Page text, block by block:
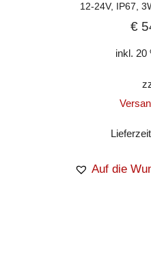
12-24V, IP67,
€
inkl. 20
Auf die